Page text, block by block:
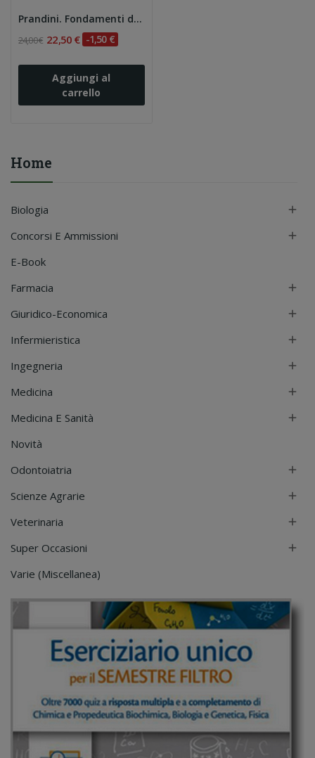
Home
Biologia 
Concorsi E Ammissioni 
E-Book
Farmacia

Giuridico-Economica 
Infermieristica 
Ingegneria 
Medicina 
Medicina E Sanità 
Novità
Odontoiatria

Scienze Agrarie 
Veterinaria 
Super Occasioni 
Varie (Miscellanea)
Prandini. Fondamenti di automatica. Esercizi 2e
24,00 € 22,50 € -1,50 €
Aggiungi al
carrello